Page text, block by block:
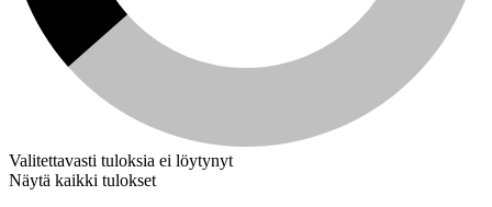
Valitettavasti tuloksia ei löytynyt
Näytä kaikki tulokset